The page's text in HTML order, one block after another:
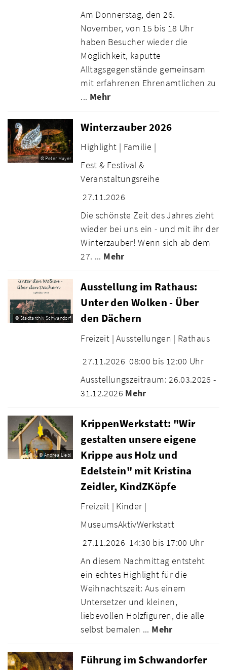
Am Donnerstag, den 26.
November, von 15 bis 18 Uhr
haben Besucher wieder die
Möglichkeit, kaputte
Alltagsgegenstände gemeinsam
mit erfahrenen Ehrenamtlichen zu
... Mehr
© Peter Mayer
Winterzauber 2026
Highlight | Familie |
Fest & Festival &
Veranstaltungsreihe
27.11.2026
Die schönste Zeit des Jahres zieht
wieder bei uns ein - und mit ihr der
Winterzauber! Wenn sich ab dem
27. ... Mehr
© Stadtarchiv Schwandorf
Ausstellung im Rathaus:
Unter den Wolken - Über
den Dächern
Freizeit | Ausstellungen | Rathaus
27.11.2026 08:00 bis 12:00 Uhr
Ausstellungszeitraum: 26.03.2026 -
31.12.2026 Mehr
© Andrea Liebl
KrippenWerkstatt: "Wir
gestalten unsere eigene
Krippe aus Holz und
Edelstein" mit Kristina
Zeidler, KindZKöpfe
Freizeit | Kinder |
MuseumsAktivWerkstatt
27.11.2026 14:30 bis 17:00 Uhr
An diesem Nachmittag entsteht
ein echtes Highlight für die
Weihnachtszeit: Aus einem
Untersetzer und kleinen,
liebevollen Holzfiguren, die alle
selbst bemalen ... Mehr
Führung im Schwandorfer